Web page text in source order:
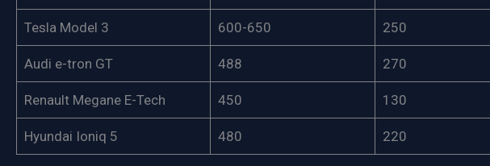
Tesla Model 3 600-650 250
Audi e-tron GT 488 270
Renault Megane E-Tech 450 130
Hyundai Ioniq 5 480 220